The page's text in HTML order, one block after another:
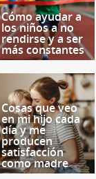
Cómo ayudar a
los niños a no
rendirse y a ser
más constantes
Cosas que veo
en mi hijo cada
día y me
producen
satisfacción
como madre